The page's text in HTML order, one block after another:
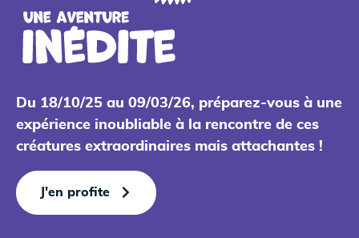
Du 18/10/25 au 09/03/26, préparez-vous à une
expérience inoubliable à la rencontre de ces
créatures extraordinaires mais attachantes !
J'en profite